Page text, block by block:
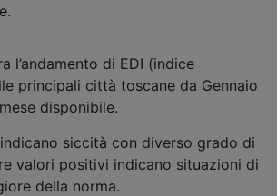
l’andamento di EDI (indice
principali città toscane da Gennaio
disponibile.
siccità con diverso grado di
valori positivi indicano situazioni di
della norma.